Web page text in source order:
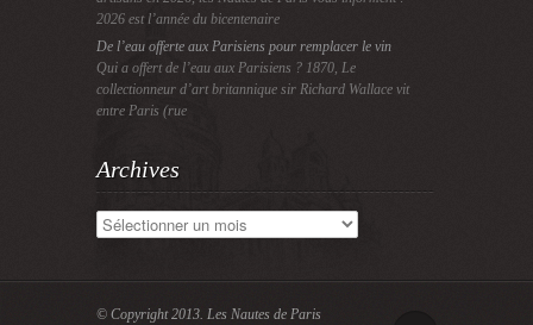
2026 est l’année du bicentenaire
De l’eau offerte aux Parisiens pour remplacer le vin
Qui a offert de l’eau aux Parisiens ? 1870, Le
collectionneur d’art britannique sir Richard Wallace vit
entre Paris (rue
Archives
Archives
© Copyright 2013. Les Nautes de Paris